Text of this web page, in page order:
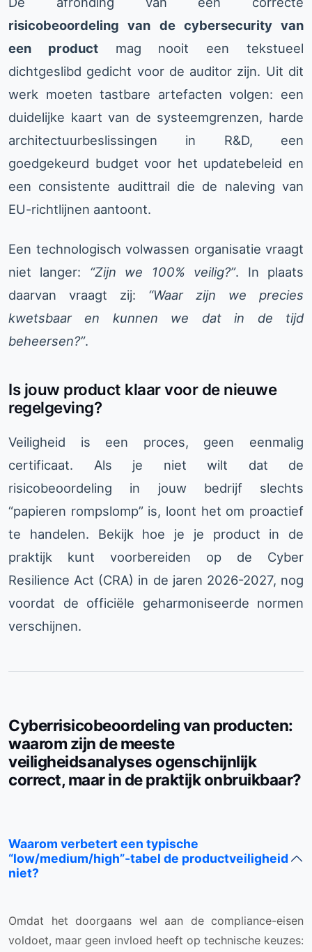
risicobeoordeling van de cybersecurity van
een productmag nooit een tekstueel
dichtgeslibd gedicht voor de auditor zijn. Uit dit
werk moeten tastbare artefacten volgen: een
duidelijke kaart van de systeemgrenzen, harde
architectuurbeslissingen in R&D, een
goedgekeurd budget voor het updatebeleid en
een consistente audittrail die de naleving van
EU-richtlijnen aantoont.
Een technologisch volwassen organisatie vraagt
niet langer: “Zijn we 100% veilig?”. In plaats
daarvan vraagt zij: “Waar zijn we precies
kwetsbaar en kunnen we dat in de tijd
beheersen?”.
Is jouw product klaar voor de nieuwe
regelgeving?
Veiligheid is een proces, geen eenmalig
certificaat. Als je niet wilt dat de
risicobeoordeling in jouw bedrijf slechts
“papieren rompslomp” is, loont het om proactief
te handelen. Bekijk hoe je je product in de
praktijk kunt voorbereiden op de Cyber
Resilience Act (CRA) in de jaren 2026-2027, nog
voordat de officiële geharmoniseerde normen
verschijnen.
Cyberrisicobeoordeling van producten:
waarom zijn de meeste
veiligheidsanalyses ogenschijnlijk
correct, maar in de praktijk onbruikbaar?
Waarom verbetert een typische
“low/medium/high”-tabel de productveiligheid
niet?
Omdat het doorgaans wel aan de compliance-eisen
voldoet, maar geen invloed heeft op technische keuzes: